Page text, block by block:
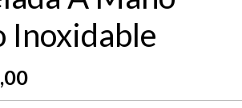
Inoxidable